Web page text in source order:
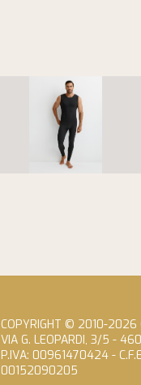
COPYRIGHT © 2010-2026
VIA G. LEOPARDI, 3/5 -
P.IVA: 00961470424 -
00152090205